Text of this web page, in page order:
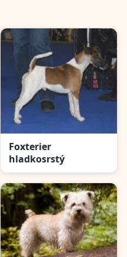
Foxterier
hladkosrstý